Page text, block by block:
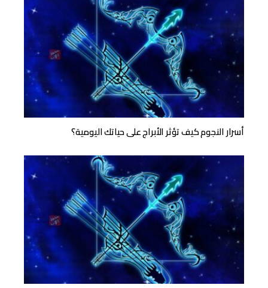
أسرار النجوم كيف تؤثر الأبراج على حياتك اليومية؟